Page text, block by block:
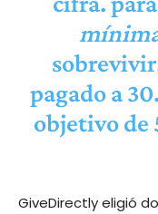
pagado a
objetivo de
GiveDirectly eligió